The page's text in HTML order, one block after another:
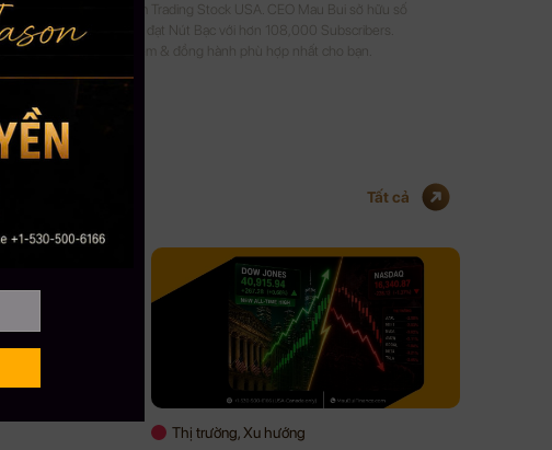
Crypto và 8 năm Trading Stock USA. CEO Mau Bui sở hữu số
5000+, kênh Youtube đạt Nút Bạc với hơn 108,000 Subscribers.
dẫn, chia sẻ kinh nghiệm & đồng hành phù hợp nhất cho bạn.
Tất cả
Thị trường, Xu hướng